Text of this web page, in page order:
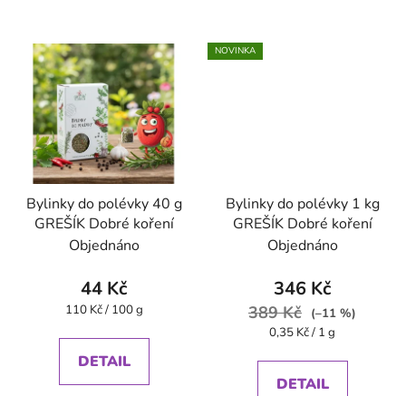
Bylinky do polévky 40 g
GREŠÍK Dobré koření
Objednáno
44 Kč
Měrná
110 Kč / 100 g
DETAIL
NOVINKA
Bylinky do polévky 1 kg
GREŠÍK Dobré koření
Objednáno
346 Kč
389 Kč
(–11 %)
Měrná
0,35 Kč / 1 g
DETAIL